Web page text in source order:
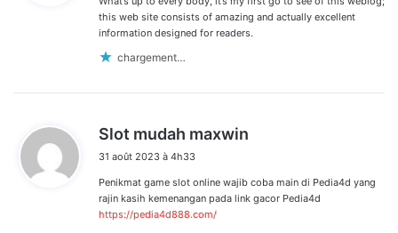
:
this web site consists of amazing and actually excellent
information designed for readers.
chargement…
Slot mudah maxwin
:
31 août 2023 à 4h33
Penikmat game slot online wajib coba main di Pedia4d yang
rajin kasih kemenangan pada link gacor Pedia4d
https://pedia4d888.com/